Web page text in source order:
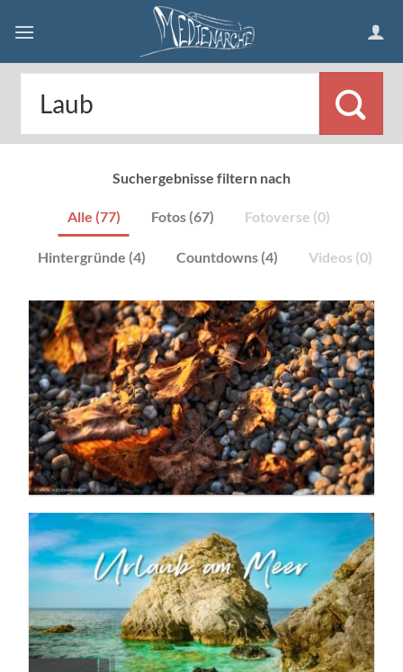
Suchergebnisse filtern nach
Alle (77) Fotos (67) Fotoverse (0)
Hintergründe (4) Countdowns (4) Videos (0)